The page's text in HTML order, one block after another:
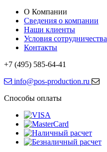
О Компании
Сведения о компании
Наши клиенты
Условия сотрудничества
Контакты
+7 (495) 585-64-41
info@pos-production.ru
Способы оплаты